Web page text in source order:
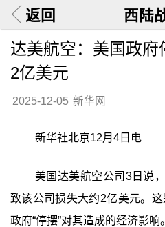
返回 西陆
达美航空：美国政
2亿美元
2025-12-05 新华网
新华社北京12月4日电
美国达美航空公司3日说
致该公司损失大约2亿美元。
政府“停摆”对其造成的经济影响。